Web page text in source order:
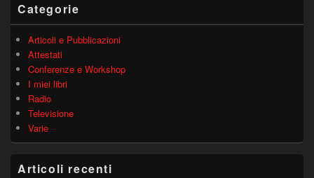
Categorie
Articoli e Pubblicazioni
Attestati
Conferenze e Workshop
I miei libri
Radio
Televisione
Varie
Articoli recenti